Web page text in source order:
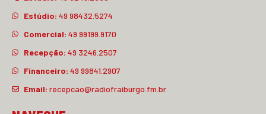
Estúdio: 49 98432.5274
Comercial: 49 99199.9170
Recepção: 49 3246.2507
Financeiro: 49 99841.2907
Email: recepcao@radiofraiburgo.fm.br